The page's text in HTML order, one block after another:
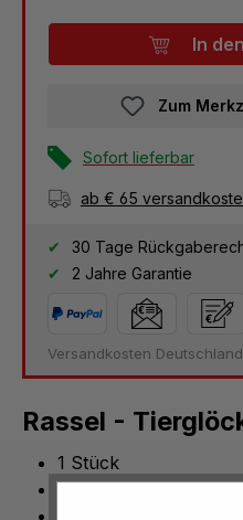
In
Zum
Sofort lieferbar
ab € 65
30 Tage
2 Jahre Garantie
Versandkosten
Rassel -
1 Stück
Größe: ca. 7 cm